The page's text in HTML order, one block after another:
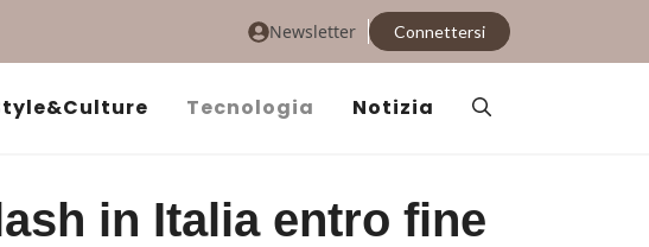
Newsletter Connettersi
Tecnologia Notizia
in Italia entro fine